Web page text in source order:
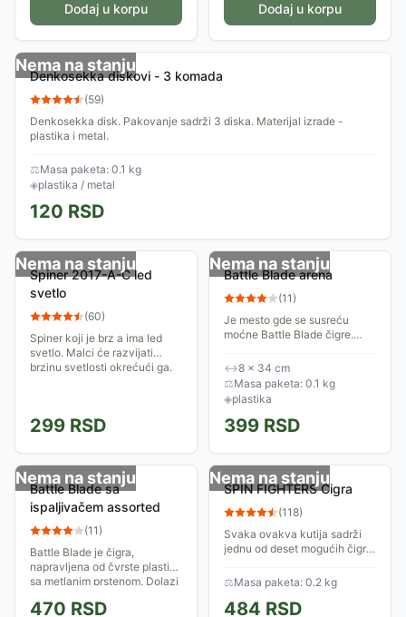
Dodaj u korpu Dodaj u korpu
Nema na stanju
Denkosekka diskovi - 3 komada
(59)
Denkosekka disk. Pakovanje sadrži 3 diska. Materijal izrade -
plastika i metal.
⚖Masa paketa: 0.1 kg
◈plastika / metal
120 RSD
Nema na stanju
Spiner 2017-A-C led
svetlo
(60)
Spiner koji je brz a ima led
svetlo. Malci će razvijati
brzinu svetlosti okrećući ga.
299 RSD
Nema na stanju
Battle Blade arena
(11)
Je mesto gde se susreću
moćne Battle Blade čigre.
Predviđeno je da se u njoj
bore dve čigre. Pobednik je
onaj ko ostane...
↔8 × 34 cm
⚖Masa paketa: 0.1 kg
◈plastika
399 RSD
Nema na stanju
Battle Blade sa
ispaljivačem assorted
(11)
Battle Blade je čigra,
napravljena od čvrste plastike
sa metlanim prstenom. Dolazi
Preporučen je za decu stariju
470 RSD
Nema na stanju
SPIN FIGHTERS Čigra
(118)
Svaka ovakva kutija sadrži
jednu od deset mogućih čigri.
onu sa LED svetlom?
⚖Masa paketa: 0.2 kg
484 RSD